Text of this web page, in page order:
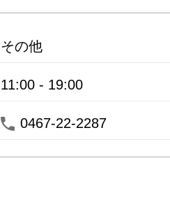
その他
11:00 - 19:00
0467-22-2287